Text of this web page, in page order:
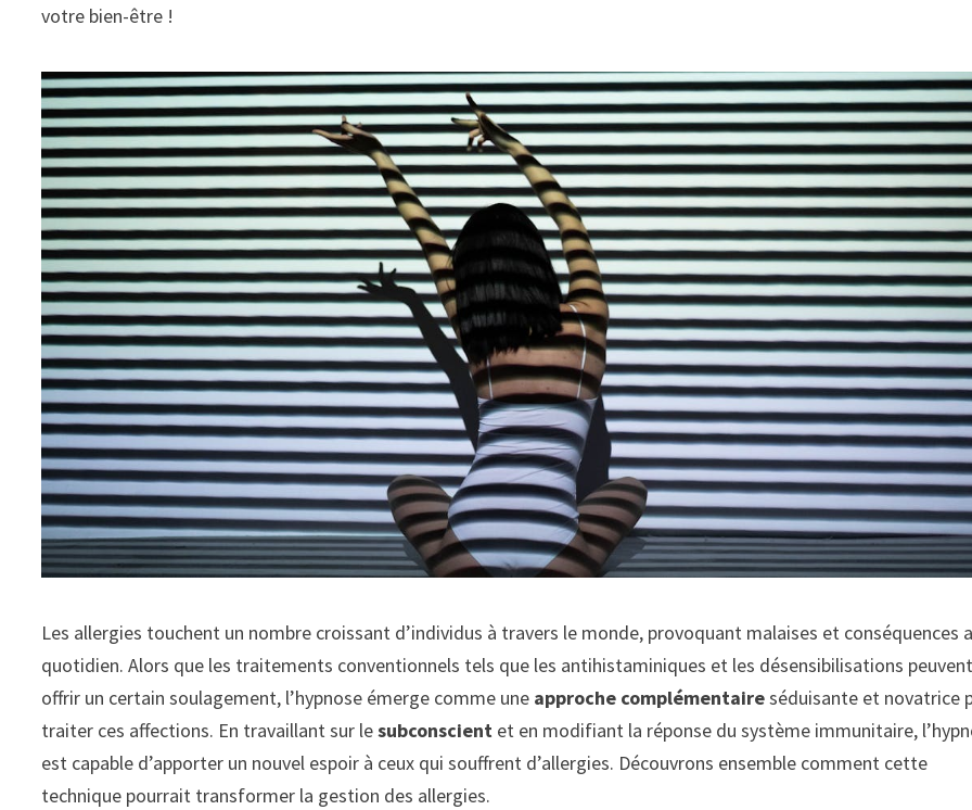
votre bien-être !
Les allergies touchent un nombre croissant d’individus à travers le monde, provoquant malaises et conséquences
quotidien. Alors que les traitements conventionnels tels que les antihistaminiques et les désensibilisations peuvent
offrir un certain soulagement, l’hypnose émerge comme une approche complémentaireséduisante et novatrice
traiter ces affections. En travaillant sur lesubconscient et en modifiant la réponse du système immunitaire,
est capable d’apporter un nouvel espoir à ceux qui souffrent d’allergies. Découvrons ensemble comment cette
technique pourrait transformer la gestion des allergies.